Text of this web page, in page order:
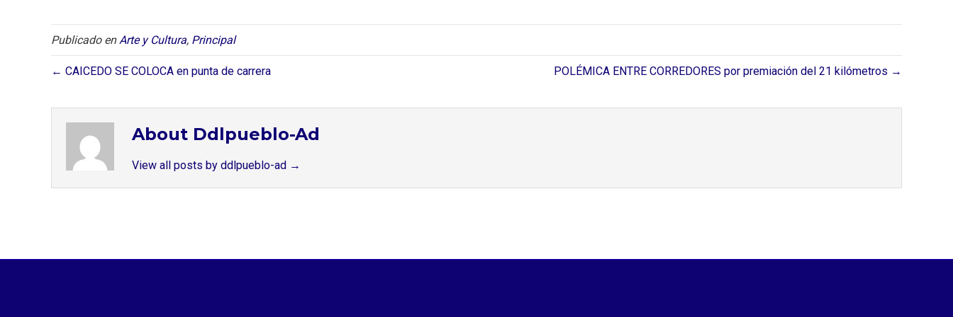
Publicado en Arte y Cultura, Principal
← CAICEDO SE COLOCA en punta de carrera POLÉMICA ENTRE CORREDORES por premiación del 21 kilómetros →
About Ddlpueblo-Ad
View all posts by ddlpueblo-ad →